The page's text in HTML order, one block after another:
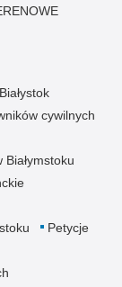
cywilnych
Petycje